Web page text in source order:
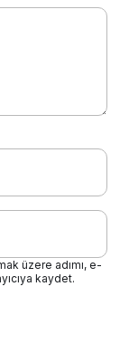
üzere adımı, e-
kaydet.